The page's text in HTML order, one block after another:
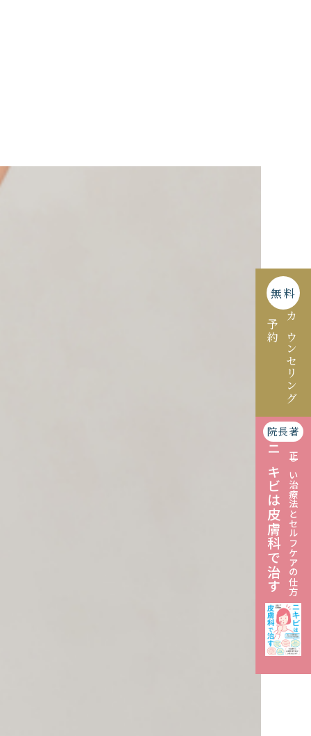
無料
カウンセリング
予約
院長著
正しい治療法とセルフケアの仕方
ニキビは皮膚科で治す